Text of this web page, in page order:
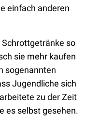
einfach anderen
Schrottgetränke so
sie mehr kaufen
sogenannten
Jugendliche sich
zu der Zeit
es selbst gesehen.